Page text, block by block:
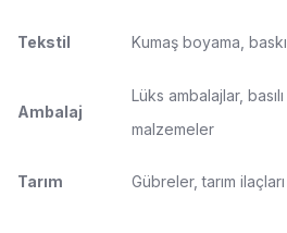
Tekstil Kumaş boyama, baskı
Ambalaj
Lüks ambalajlar, basılı
malzemeler
Tarım Gübreler, tarım ilaçları